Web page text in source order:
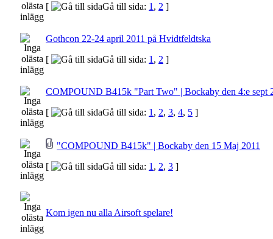
[
Gå till sida: 1 , 2 ]
Gothcon 22-24 april 2011 på Hvidtfeldtska
[
Gå till sida: 1 , 2 ]
COMPOUND B415k "Part Two" | Bockaby den 4:e sept
[
Gå till sida: 1 , 2, 3, 4, 5 ]
"COMPOUND B415k" | Bockaby den 15 Maj 2011
[
Gå till sida: 1 , 2, 3 ]
Kom igen nu alla Airsoft spelare!